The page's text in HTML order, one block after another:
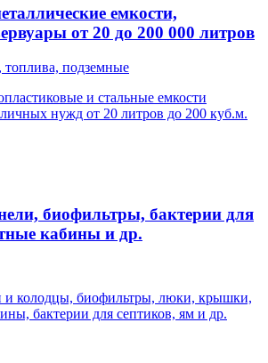
емкости,
от 20 до 200 000 литров
и стальные емкости
нужд от 20 литров до 200 куб.м.
биофильтры, бактерии для
кабины и др.
и колодцы, биофильтры, люки, крышки,
бактерии для септиков, ям и др.